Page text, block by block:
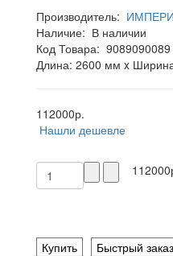
Производитель:
Наличие: В наличии
Код Товара: 9089090089
Длина: 2600 мм x
112000р.
Нашли дешевле
Купить
Быстрый заказ